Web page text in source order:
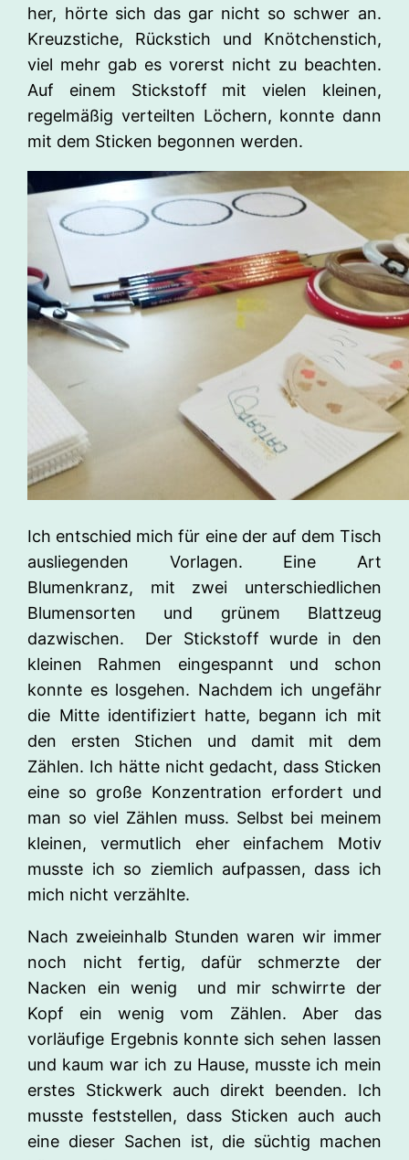
her, hörte sich das gar nicht so schwer an.
Kreuzstiche, Rückstich und Knötchenstich,
viel mehr gab es vorerst nicht zu beachten.
Auf einem Stickstoff mit vielen kleinen,
regelmäßig verteilten Löchern, konnte dann
mit dem Sticken begonnen werden.
Ich entschied mich für eine der auf dem Tisch
ausliegenden Vorlagen. Eine Art
Blumenkranz, mit zwei unterschiedlichen
Blumensorten und grünem Blattzeug
dazwischen. Der Stickstoff wurde in den
kleinen Rahmen eingespannt und schon
konnte es losgehen. Nachdem ich ungefähr
die Mitte identifiziert hatte, begann ich mit
den ersten Stichen und damit mit dem
Zählen. Ich hätte nicht gedacht, dass Sticken
eine so große Konzentration erfordert und
man so viel Zählen muss. Selbst bei meinem
kleinen, vermutlich eher einfachem Motiv
musste ich so ziemlich aufpassen, dass ich
mich nicht verzählte.
Nach zweieinhalb Stunden waren wir immer
noch nicht fertig, dafür schmerzte der
Nacken ein wenig und mir schwirrte der
Kopf ein wenig vom Zählen. Aber das
vorläufige Ergebnis konnte sich sehen lassen
und kaum war ich zu Hause, musste ich mein
erstes Stickwerk auch direkt beenden. Ich
musste feststellen, dass Sticken auch auch
eine dieser Sachen ist, die süchtig machen